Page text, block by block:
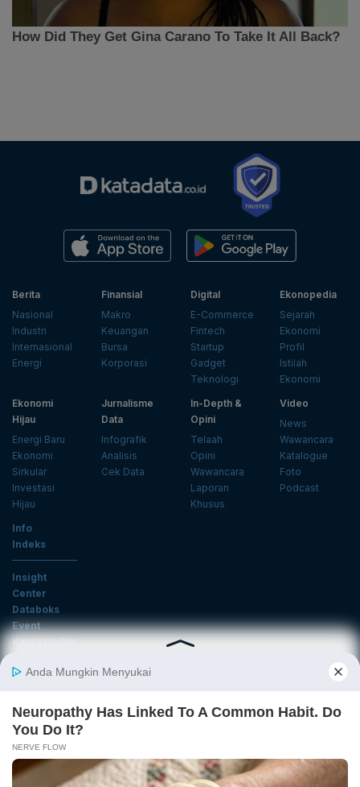
Berita
Nasional
Industri
Internasional
Energi
Finansial
Makro
Keuangan
Bursa
Korporasi
Digital
E-Commerce
Fintech
Startup
Gadget
Teknologi
Ekonopedia
Sejarah
Ekonomi
Profil
Istilah
Ekonomi
Ekonomi
Hijau
Energi Baru
Ekonomi
Sirkular
Investasi
Hijau
Jurnalisme
Data
Infografik
Analisis
Cek Data
In-Depth &
Opini
Telaah
Opini
Wawancara
Laporan
Khusus
Video
News
Wawancara
Katalogue
Foto
Podcast
Info
Indeks
Insight
Center
Databoks
Event
KatadataOto
Email
Daftar